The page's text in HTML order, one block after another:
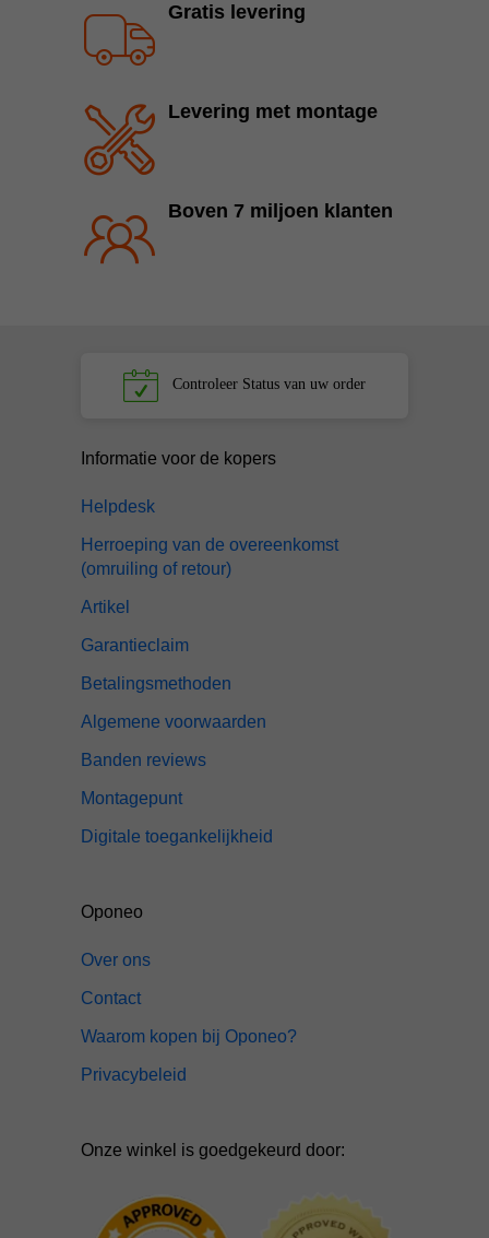
Gratis levering
Levering met montage
Boven 7 miljoen klanten
Controleer Status van uw order
Informatie voor de kopers
Helpdesk
Herroeping van de overeenkomst
(omruiling of retour)
Artikel
Garantieclaim
Betalingsmethoden
Algemene voorwaarden
Banden reviews
Montagepunt
Digitale toegankelijkheid
Oponeo
Over ons
Contact
Waarom kopen bij Oponeo?
Privacybeleid
Onze winkel is goedgekeurd door: